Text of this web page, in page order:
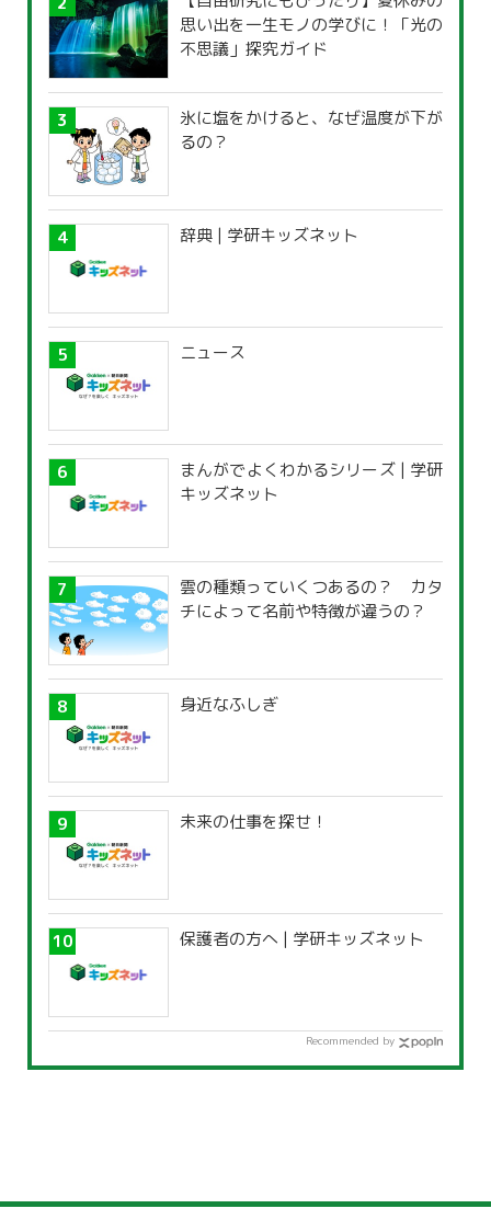
思い出を一生モノの学びに！「光の
不思議」探究ガイド
氷に塩をかけると、なぜ温度が下が
るの？
辞典 | 学研キッズネット
ニュース
まんがでよくわかるシリーズ | 学研
キッズネット
雲の種類っていくつあるの？ カタ
チによって名前や特徴が違うの？
身近なふしぎ
未来の仕事を探せ！
保護者の方へ | 学研キッズネット
Recommended by